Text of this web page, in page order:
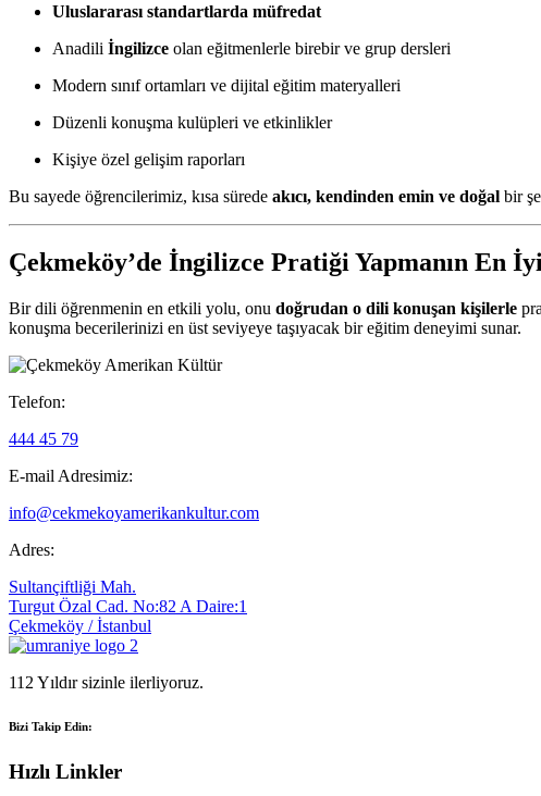
Uluslararası standartlarda müfredat
Anadili İngilizce olan eğitmenlerle birebir ve grup dersleri
Modern sınıf ortamları ve dijital eğitim materyalleri
Düzenli konuşma kulüpleri ve etkinlikler
Kişiye özel gelişim raporları
Bu sayede öğrencilerimiz, kısa sürede akıcı, kendinden emin ve doğal bir
Çekmeköy’de İngilizce Pratiği Yapmanın En
Bir dili öğrenmenin en etkili yolu, onu doğrudan o dili konuşan kişilerle
konuşma becerilerinizi en üst seviyeye taşıyacak bir eğitim deneyimi sunar.
Telefon:
444 45 79
E-mail Adresimiz:
info@cekmekoyamerikankultur.com
Adres:
Sultançiftliği Mah.
Turgut Özal Cad. No:82 A Daire:1
Çekmeköy / İstanbul
112 Yıldır sizinle ilerliyoruz.
Bizi Takip Edin:
Hızlı Linkler